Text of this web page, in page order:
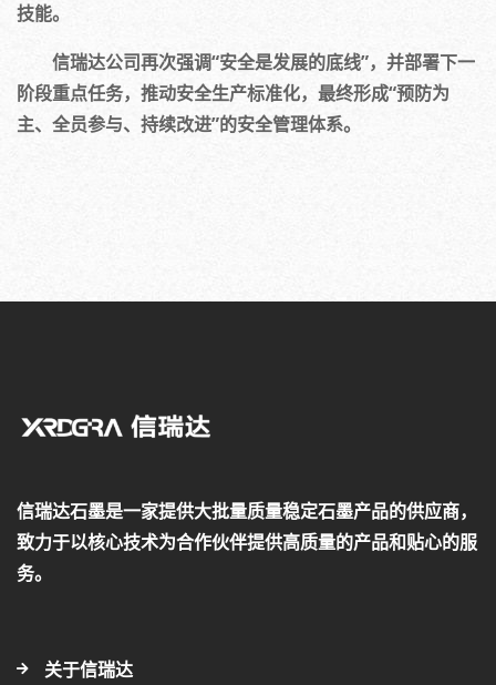
技能。
信瑞达公司再次强调“安全是发展的底线”，并部署下一
阶段重点任务，推动安全生产标准化，最终形成“预防为
主、全员参与、持续改进”的安全管理体系。
信瑞达石墨是一家提供大批量质量稳定石墨产品的供应商，
致力于以核心技术为合作伙伴提供高质量的产品和贴心的服
务。
关于信瑞达